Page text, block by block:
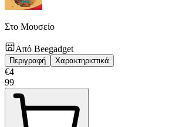
Στο Μουσείο
Από Beegadget
Περιγραφή Χαρακτηριστικά
€4
99